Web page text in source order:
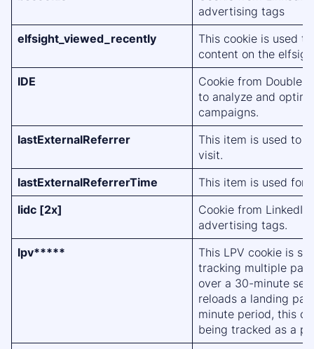
advertising tags
elfsight_viewed_recently
This cookie is used
content on the
IDE
Cookie from Double
to analyze and
campaigns.
lastExternalReferrer
This item is used to
visit.
lastExternalReferrerTime
This item is used for
lidc [2x]
Cookie from
advertising tags.
lpv*****
This LPV cookie is
tracking multiple
over a 30-minute
reloads a landing
minute period, this
being tracked as a